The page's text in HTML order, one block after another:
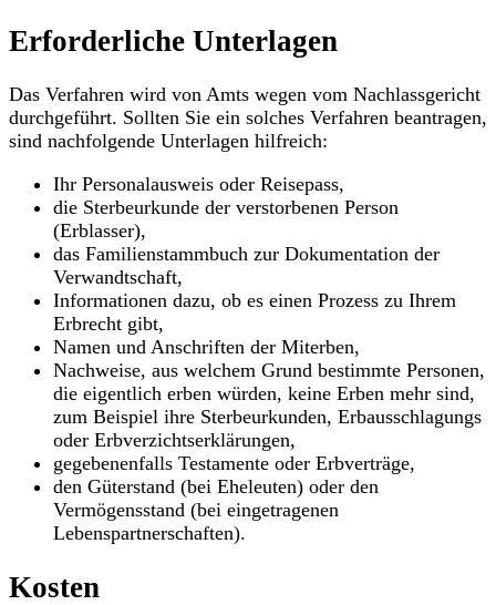
Erforderliche Unterlagen
Das Verfahren wird von Amts wegen vom Nachlassgericht
durchgeführt. Sollten Sie ein solches Verfahren beantragen,
sind nachfolgende Unterlagen hilfreich:
Ihr Personalausweis oder Reisepass,
die Sterbeurkunde der verstorbenen Person
(Erblasser),
das Familienstammbuch zur Dokumentation der
Verwandtschaft,
Informationen dazu, ob es einen Prozess zu Ihrem
Erbrecht gibt,
Namen und Anschriften der Miterben,
Nachweise, aus welchem Grund bestimmte Personen,
die eigentlich erben würden, keine Erben mehr sind,
zum Beispiel ihre Sterbeurkunden, Erbausschlagungs
oder Erbverzichtserklärungen,
gegebenenfalls Testamente oder Erbverträge,
den Güterstand (bei Eheleuten) oder den
Vermögensstand (bei eingetragenen
Lebenspartnerschaften).
Kosten